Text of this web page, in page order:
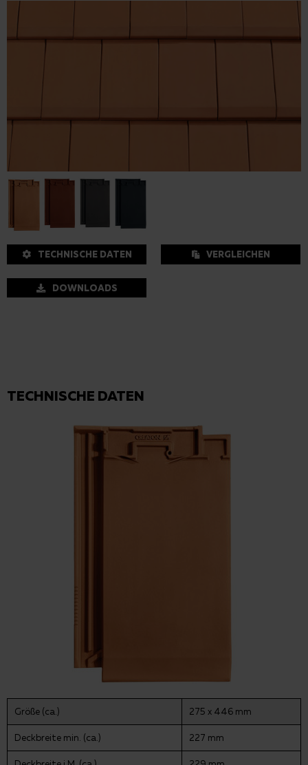
TECHNISCHE DATEN VERGLEICHEN
DOWNLOADS
TECHNISCHE DATEN
Größe (ca.) 275 x 446 mm
Deckbreite min. (ca.) 227 mm